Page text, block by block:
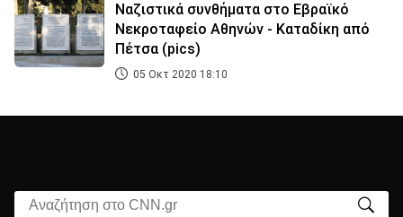
Nαζιστικά συνθήματα στο Εβραϊκό
Νεκροταφείο Αθηνών - Καταδίκη από
Πέτσα (pics)
05 Οκτ 2020 18:10
Αναζήτηση στο CNN.gr